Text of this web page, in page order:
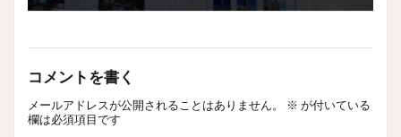
コメントを書く
メールアドレスが公開されることはありません。 ※ が付いている
欄は必須項目です